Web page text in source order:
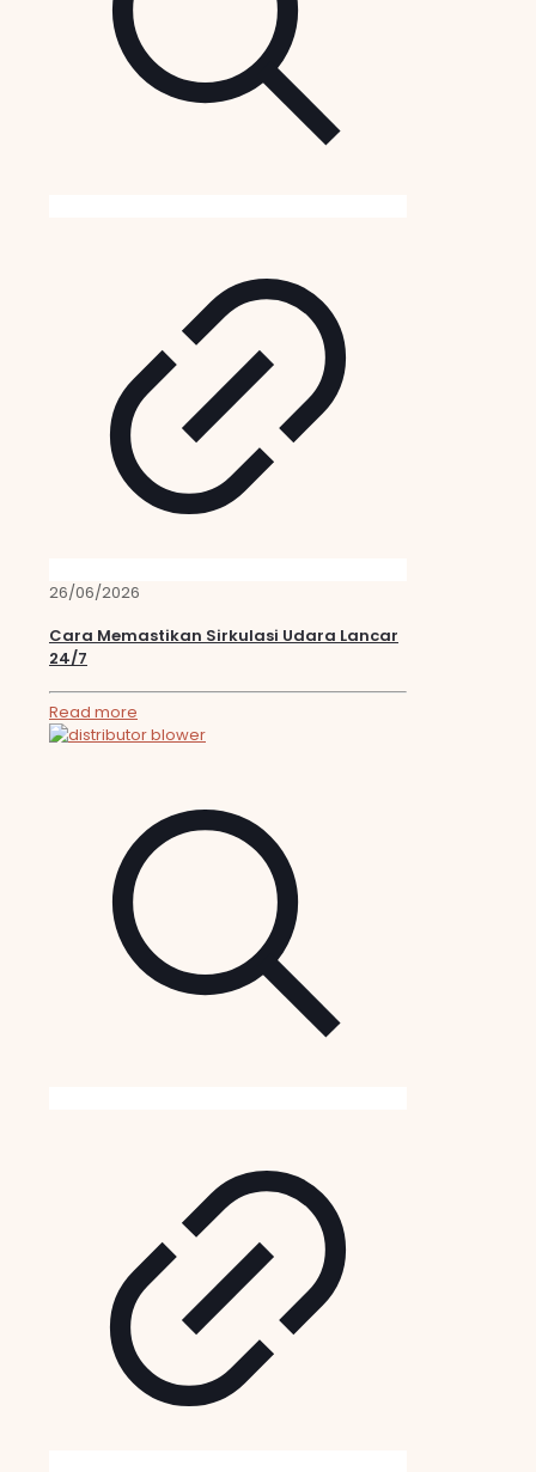
26/06/2026
Cara Memastikan Sirkulasi Udara Lancar
24/7
Read more